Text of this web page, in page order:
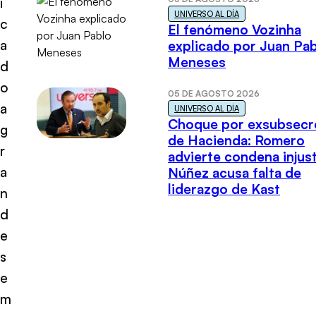
c
a
d
o
a
g
r
a
n
d
e
s
e
m
UNIVERSO AL DÍA
El fenómeno Vozinha
explicado por Juan
Meneses
05 DE AGOSTO 2026
UNIVERSO AL DÍA
Choque por
de Hacienda: Romero
advierte condena
Núñez acusa falta de
liderazgo de Kast